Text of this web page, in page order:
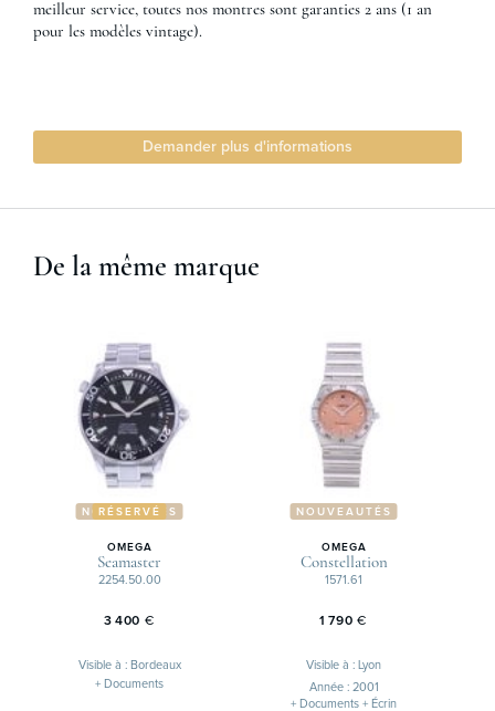
meilleur service, toutes nos montres sont garanties 2 ans (1 an
pour les modèles vintage).
Demander plus d'informations
De la même marque
NOUVEAUTÉS
RÉSERVÉ
OMEGA
Seamaster
2254.50.00
3 400 €
Visible à : Bordeaux
+ Documents
NOUVEAUTÉS
OMEGA
Constellation
1571.61
1 790 €
Visible à : Lyon
Année : 2001
+ Documents + Écrin